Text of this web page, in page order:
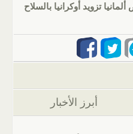
تزويد أوكرانيا بالسلاح
النشطة)
أبرز الأخبار